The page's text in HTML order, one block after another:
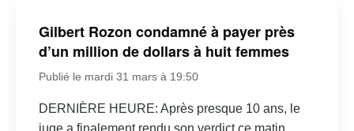
Gilbert Rozon condamné à payer près
d’un million de dollars à huit femmes
Publié le mardi 31 mars à 19:50
DERNIÈRE HEURE: Après presque 10 ans, le